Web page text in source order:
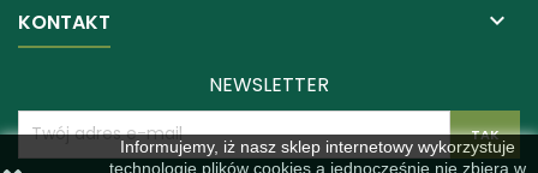
KONTAKT 
Informujemy, iż nasz sklep internetowy wykorzystuje
technologię plików cookies a jednocześnie nie zbiera w
NEWSLETTER